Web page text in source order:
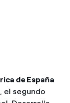
de España
el segundo